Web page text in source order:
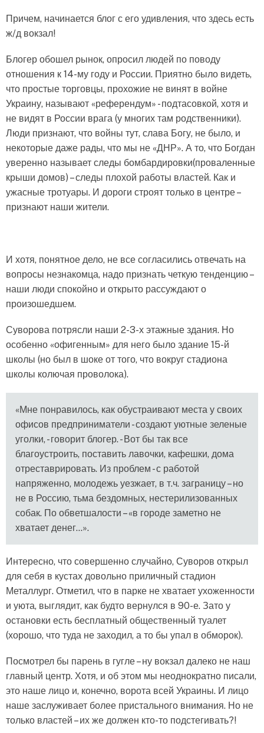
Причем, начинается блог с его удивления, что здесь есть
ж/д вокзал!
Блогер обошел рынок, опросил людей по поводу
отношения к 14-му году и России. Приятно было видеть,
что простые торговцы, прохожие не винят в войне
Украину, называют «референдум» - подтасовкой, хотя и
не видят в России врага (у многих там родственники).
Люди признают, что войны тут, слава Богу, не было, и
некоторые даже рады, что мы не «ДНР». А то, что Богдан
уверенно называет следы бомбардировки(проваленные
крыши домов) – следы плохой работы властей. Как и
ужасные тротуары. И дороги строят только в центре –
признают наши жители.
И хотя, понятное дело, не все согласились отвечать на
вопросы незнакомца, надо признать четкую тенденцию –
наши люди спокойно и открыто рассуждают о
произошедшем.
Суворова потрясли наши 2-3-х этажные здания. Но
особенно «офигенным» для него было здание 15-й
школы (но был в шоке от того, что вокруг стадиона
школы колючая проволока).
«Мне понравилось, как обустраивают места у своих
офисов предприниматели - создают уютные зеленые
уголки, - говорит блогер. - Вот бы так все
благоустроить, поставить лавочки, кафешки, дома
отреставрировать. Из проблем - с работой
напряженно, молодежь уезжает, в т.ч. заграницу – но
не в Россию, тьма бездомных, нестерилизованных
собак. По обветшалости – «в городе заметно не
хватает денег...».
Интересно, что совершенно случайно, Суворов открыл
для себя в кустах довольно приличный стадион
Металлург. Отметил, что в парке не хватает ухоженности
и уюта, выглядит, как будто вернулся в 90-е. Зато у
остановки есть бесплатный общественный туалет
(хорошо, что туда не заходил, а то бы упал в обморок).
Посмотрел бы парень в гугле – ну вокзал далеко не наш
главный центр. Хотя, и об этом мы неоднократно писали,
это наше лицо и, конечно, ворота всей Украины. И лицо
наше заслуживает более пристального внимания. Но не
только властей – их же должен кто-то подстегивать?!